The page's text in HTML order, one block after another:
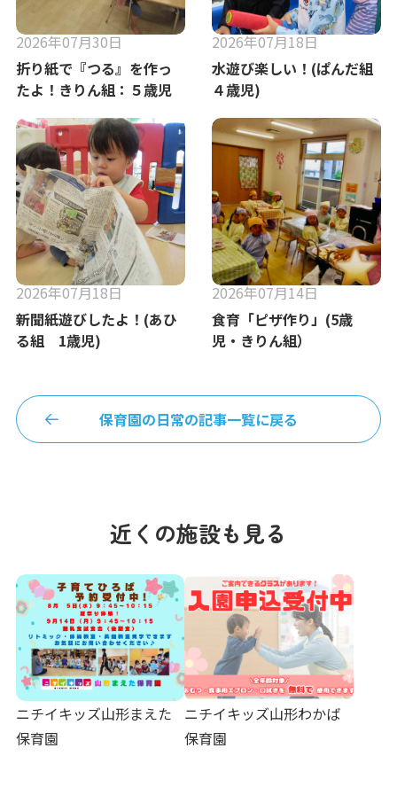
2026年07月30日
折り紙で『つる』を作っ
たよ！きりん組：５歳児
2026年07月18日
水遊び楽しい！(ぱんだ組
４歳児)
2026年07月18日
新聞紙遊びしたよ！(あひ
る組 1歳児)
2026年07月14日
食育「ピザ作り」(5歳
児・きりん組）
保育園の日常の記事一覧に戻る
近くの施設も見る
ニチイキッズ山形まえた
保育園
ニチイキッズ山形わかば
保育園